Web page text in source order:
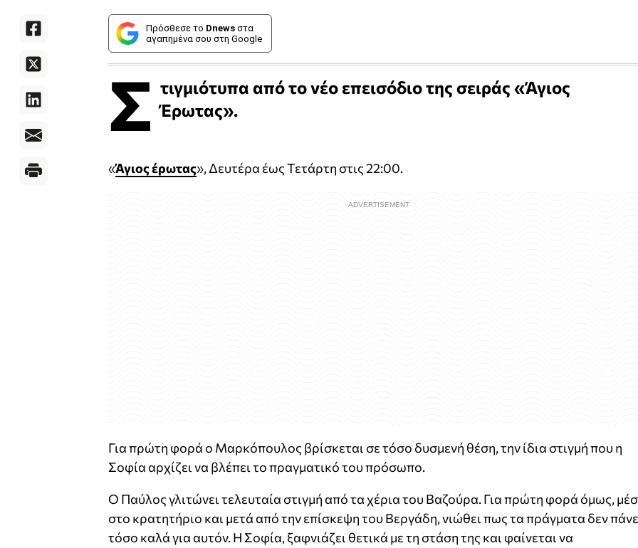
Πρόσθεσε το Dnews στα
αγαπημένα σου στη Google
Σ τιγμιότυπα από το νέο επεισόδιο της σειράς «Άγιος
Έρωτας».
«Άγιος έρωτας», Δευτέρα έως Τετάρτη στις 22:00.
Για πρώτη φορά ο Μαρκόπουλος βρίσκεται σε τόσο δυσμενή θέση, την ίδια στιγμή που η
Σοφία αρχίζει να βλέπει το πραγματικό του πρόσωπο.
Ο Παύλος γλιτώνει τελευταία στιγμή από τα χέρια του Βαζούρα. Για πρώτη φορά όμως,
στο κρατητήριο και μετά από την επίσκεψη του Βεργάδη, νιώθει πως τα πράγματα δεν πάνε
τόσο καλά για αυτόν. Η Σοφία, ξαφνιάζει θετικά με τη στάση της και φαίνεται να